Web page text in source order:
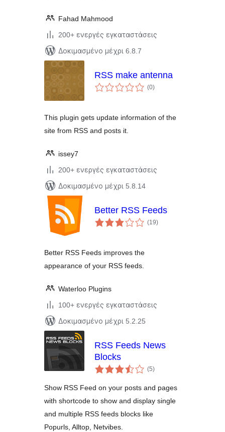
Fahad Mahmood
200+ ενεργές εγκαταστάσεις
Δοκιμασμένο μέχρι 6.8.7
RSS make antenna
(0αξιολογήσεις
σύνολο
)
This plugin gets update information of the
site from RSS and posts it.
issey7
200+ ενεργές εγκαταστάσεις
Δοκιμασμένο μέχρι 5.8.14
Better RSS Feeds
(19αξιολογήσεις
σύνολο
)
Better RSS Feeds improves the
appearance of your RSS feeds.
Waterloo Plugins
100+ ενεργές εγκαταστάσεις
Δοκιμασμένο μέχρι 5.2.25
RSS Feeds News
Blocks
(5αξιολογήσεις
σύνολο
)
Show RSS Feed on your posts and pages
with shortcode to show and display single
and multiple RSS feeds blocks like
Popurls, Alltop, Netvibes.